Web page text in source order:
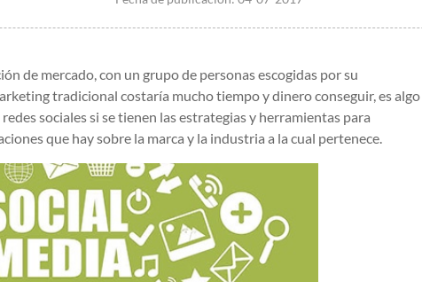
de mercado, con un grupo de personas escogidas por su
tradicional costaría mucho tiempo y dinero conseguir, es algo
sociales si se tienen las estrategias y herramientas para
que hay sobre la marca y la industria a la cual pertenece.